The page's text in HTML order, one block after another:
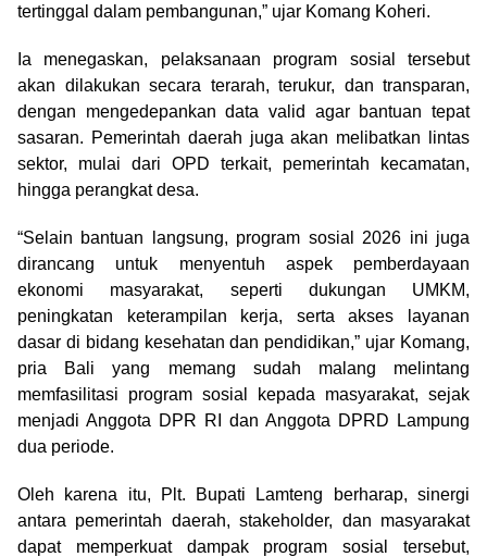
tertinggal dalam pembangunan,” ujar Komang Koheri.
Ia menegaskan, pelaksanaan program sosial tersebut
akan dilakukan secara terarah, terukur, dan transparan,
dengan mengedepankan data valid agar bantuan tepat
sasaran. Pemerintah daerah juga akan melibatkan lintas
sektor, mulai dari OPD terkait, pemerintah kecamatan,
hingga perangkat desa.
“Selain bantuan langsung, program sosial 2026 ini juga
dirancang untuk menyentuh aspek pemberdayaan
ekonomi masyarakat, seperti dukungan UMKM,
peningkatan keterampilan kerja, serta akses layanan
dasar di bidang kesehatan dan pendidikan,” ujar Komang,
pria Bali yang memang sudah malang melintang
memfasilitasi program sosial kepada masyarakat, sejak
menjadi Anggota DPR RI dan Anggota DPRD Lampung
dua periode.
Oleh karena itu, Plt. Bupati Lamteng berharap, sinergi
antara pemerintah daerah, stakeholder, dan masyarakat
dapat memperkuat dampak program sosial tersebut,